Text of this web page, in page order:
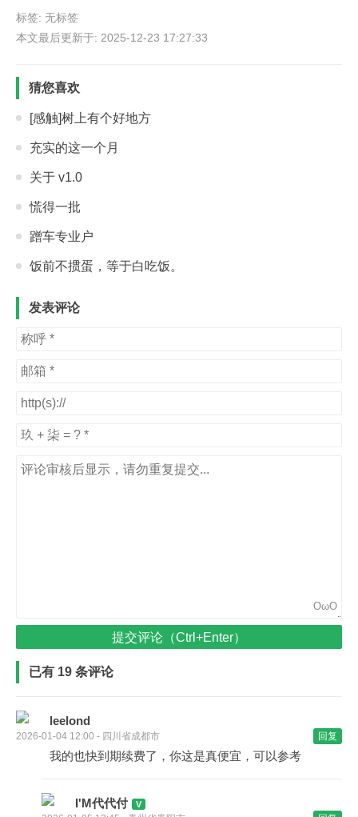
标签: 无标签
本文最后更新于: 2025-12-23 17:27:33
猜您喜欢
[感触]树上有个好地方
充实的这一个月
关于 v1.0
慌得一批
蹭车专业户
饭前不掼蛋，等于白吃饭。
发表评论
OωO
提交评论（Ctrl+Enter）
已有 19 条评论
leelond
2026-01-04 12:00 - 四川省成都市 回复
我的也快到期续费了，你这是真便宜，可以参考
I'M代代付